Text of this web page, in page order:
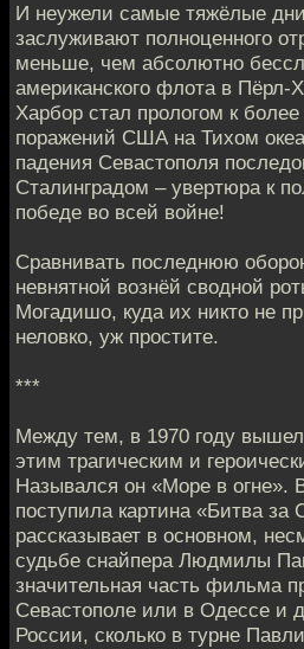
И неужели самые тяжёлые дни
заслуживают полноценного
меньше, чем абсолютно
американского флота в Пёрл-
Харбор стал прологом к
поражений США на Тихом
падения Севастополя
Сталинградом – увертюра к
победе во всей войне!
Сравнивать последнюю
невнятной вознёй сводной
Могадишо, куда их никто не
неловко, уж простите.
***
Между тем, в 1970 году
этим трагическим и
Назывался он «Море в огне».
поступила картина «Битва за
рассказывает в основном,
судьбе снайпера Людмилы
значительная часть фильма
Севастополе или в Одессе и
России, сколько в турне